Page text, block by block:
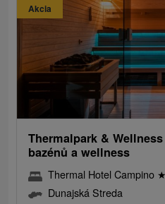
Akcia
Thermalpark &
bazénů a wellness
Thermal Hotel Campino ★
Dunajská Streda